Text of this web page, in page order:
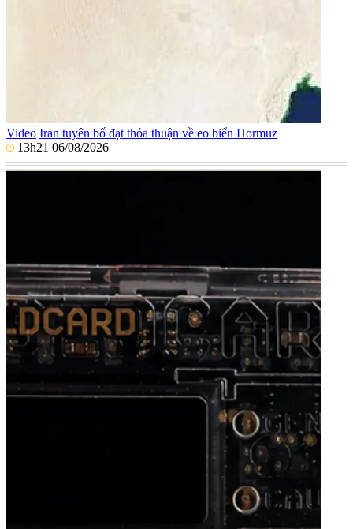
Video Iran tuyên bố đạt thỏa thuận về eo biển Hormuz
13h21 06/08/2026